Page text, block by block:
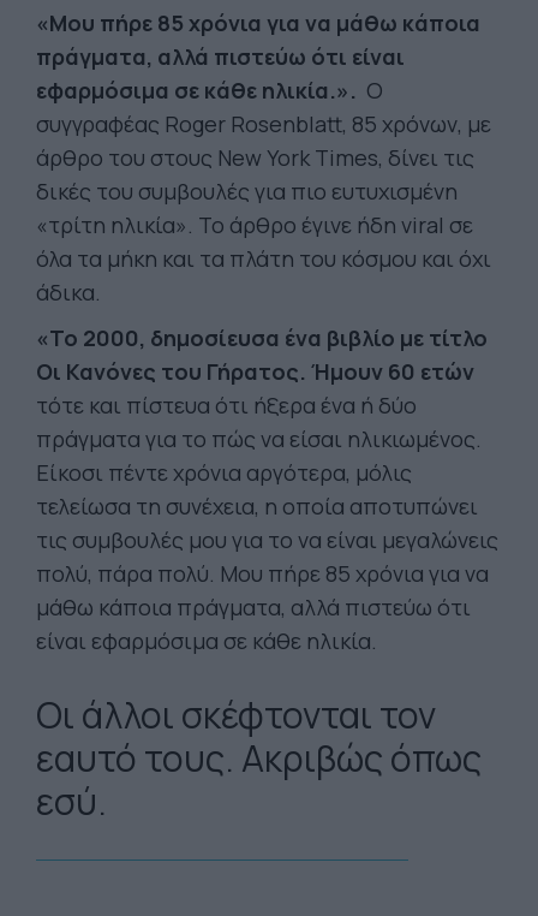
«Μου πήρε 85 χρόνια για να μάθω κάποια
πράγματα, αλλά πιστεύω ότι είναι
εφαρμόσιμα σε κάθε ηλικία.». Ο
συγγραφέας Roger Rosenblatt, 85 χρόνων, με
άρθρο του στους New York Times, δίνει τις
δικές του συμβουλές για πιο ευτυχισμένη
«τρίτη ηλικία». Το άρθρο έγινε ήδη viral σε
όλα τα μήκη και τα πλάτη του κόσμου και όχι
άδικα.
«Το 2000, δημοσίευσα ένα βιβλίο με τίτλο
Οι Κανόνες του Γήρατος. Ήμουν 60 ετών
τότε και πίστευα ότι ήξερα ένα ή δύο
πράγματα για το πώς να είσαι ηλικιωμένος.
Είκοσι πέντε χρόνια αργότερα, μόλις
τελείωσα τη συνέχεια, η οποία αποτυπώνει
τις συμβουλές μου για το να είναι μεγαλώνεις
πολύ, πάρα πολύ. Μου πήρε 85 χρόνια για να
μάθω κάποια πράγματα, αλλά πιστεύω ότι
είναι εφαρμόσιμα σε κάθε ηλικία.
Οι άλλοι σκέφτονται τον
εαυτό τους. Ακριβώς όπως
εσύ.